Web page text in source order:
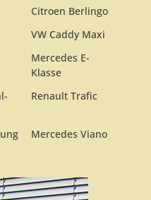
Citroen Berlingo
VW Caddy Maxi
Mercedes E-
Klasse
Renault Trafic
Mercedes Viano